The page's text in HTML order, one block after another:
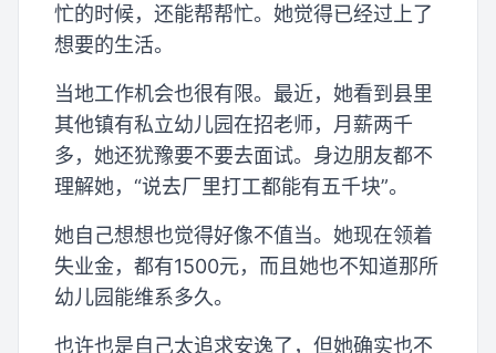
忙的时候，还能帮帮忙。她觉得已经过上了
想要的生活。
当地工作机会也很有限。最近，她看到县里
其他镇有私立幼儿园在招老师，月薪两千
多，她还犹豫要不要去面试。身边朋友都不
理解她，“说去厂里打工都能有五千块”。
她自己想想也觉得好像不值当。她现在领着
失业金，都有1500元，而且她也不知道那所
幼儿园能维系多久。
也许也是自己太追求安逸了，但她确实也不